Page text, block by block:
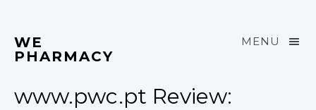
MENU
WE
PHARMACY
www.pwc.pt Review: